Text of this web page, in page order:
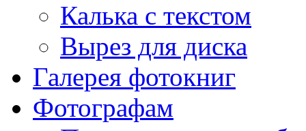
Калька с текстом
Вырез для диска
Галерея фотокниг
Фотографам